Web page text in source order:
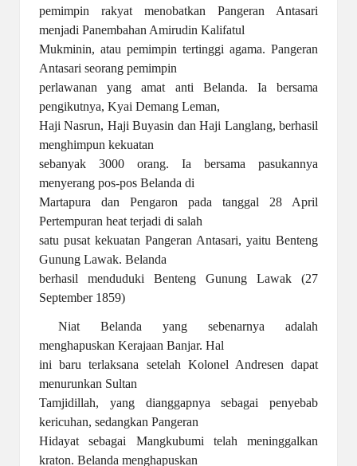
pemimpin rakyat menobatkan Pangeran Antasari
menjadi Panembahan Amirudin Kalifatul
Mukminin, atau pemimpin tertinggi agama. Pangeran
Antasari seorang pemimpin
perlawanan yang amat anti Belanda. Ia bersama
pengikutnya, Kyai Demang Leman,
Haji Nasrun, Haji Buyasin dan Haji Langlang, berhasil
menghimpun kekuatan
sebanyak 3000 orang. Ia bersama pasukannya
menyerang pos-pos Belanda di
Martapura dan Pengaron pada tanggal 28 April
Pertempuran heat terjadi di salah
satu pusat kekuatan Pangeran Antasari, yaitu Benteng
Gunung Lawak. Belanda
berhasil menduduki Benteng Gunung Lawak (27
September 1859)
Niat Belanda yang sebenarnya adalah
menghapuskan Kerajaan Banjar. Hal
ini baru terlaksana setelah Kolonel Andresen dapat
menurunkan Sultan
Tamjidillah, yang dianggapnya sebagai penyebab
kericuhan, sedangkan Pangeran
Hidayat sebagai Mangkubumi telah meninggalkan
kraton. Belanda menghapuskan